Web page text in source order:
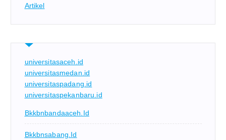
Artikel
universitasaceh.id
universitasmedan.id
universitaspadang.id
universitaspekanbaru.id
Bkkbnbandaaceh.id
Bkkbnsabang.id